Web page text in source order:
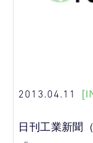
2013.04.11
日刊工業新聞